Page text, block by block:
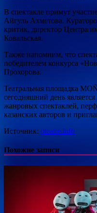
В спектакле примут
Айгуль Ахметова.
критик, директор Центра
Ковальская.
Также напомним, что
победителем конкурса
Прохорова.
Театральная площадка
сегодняшний день
жанровых спектаклей,
казанских авторов и
Источник: oteatre.info
Похожие записи